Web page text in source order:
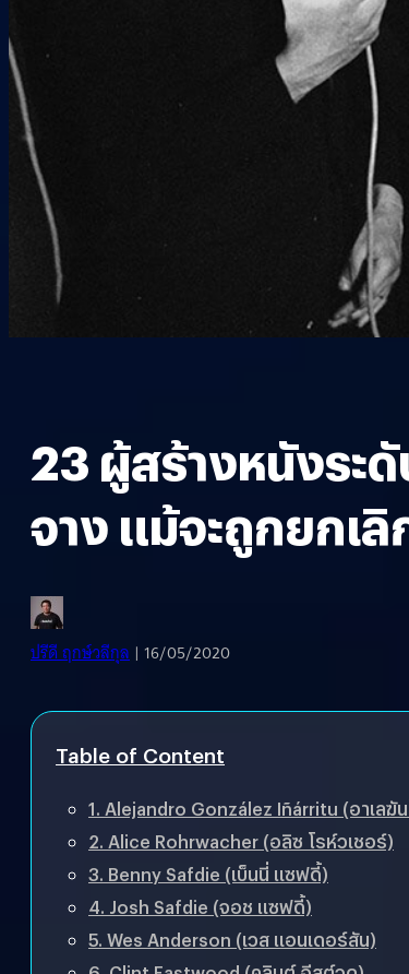
23 ผู้สร้างหนังระ
จาง แม้จะถูกยกเ
ปรีดี ฤกษ์วลีกุล | 16/05/2020
Table of Content
1. Alejandro González Iñárritu (อาเล
2. Alice Rohrwacher (อลิซ โรห์วเชอร์)
3. Benny Safdie (เบ็นนี่ แซฟดี้)
4. Josh Safdie (จอช แซฟดี้)
5. Wes Anderson (เวส แอนเดอร์สัน)